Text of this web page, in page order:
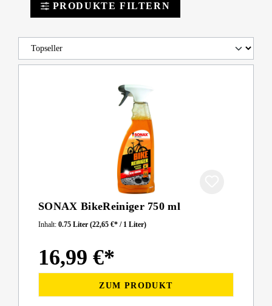
PRODUKTE FILTERN
SONAX BikeReiniger 750 ml
Inhalt: 0.75 Liter (22,65 €* / 1 Liter)
16,99 €*
ZUM PRODUKT